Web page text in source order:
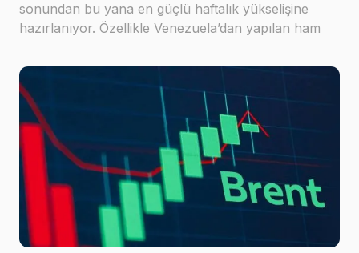
sonundan bu yana en güçlü haftalık yükselişine
hazırlanıyor. Özellikle Venezuela’dan yapılan ham